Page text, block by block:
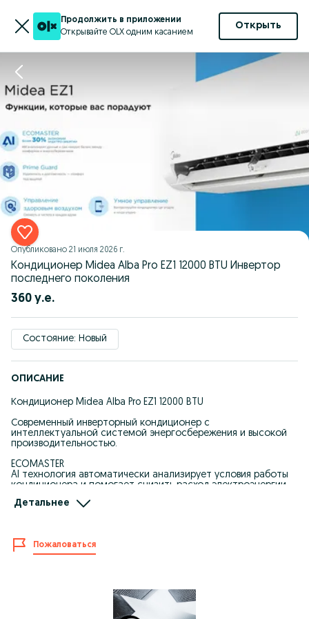
Продолжить в приложении
Открывайте OLX одним касанием
Открыть
Опубликовано 21 июля 2026 г.
Кондиционер Midea Alba Pro EZ1 12000 BTU Инвертор
последнего поколения
360 у.е.
Состояние: Новый
ОПИСАНИЕ
Кондиционер Midea Alba Pro EZ1 12000 BTU
Современный инверторный кондиционер с
интеллектуальной системой энергосбережения и высокой
производительностью.
ECOMASTER
AI технология автоматически анализирует условия работы
кондиционера и помогает снизить расход электроэнергии
помещении.
Инновационная система Turbojet обеспечивает быстрое
охлаждение комнаты.
Температура снижается до 6°C всего за 10 минут, а поток
Система очистки воздуха Air Magic способствует
устранению бактерий и вирусов.
Детальнее
Пожаловаться